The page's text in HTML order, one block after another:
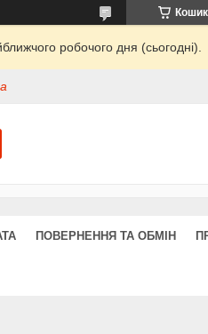
Кошик
робочого дня (сьогодні).
ПОВЕРНЕННЯ ТА ОБМІН